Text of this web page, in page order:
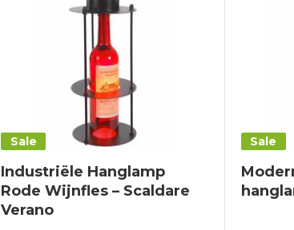
Sale
Industriële Hanglamp
Rode Wijnfles – Scaldare
Verano
Sale